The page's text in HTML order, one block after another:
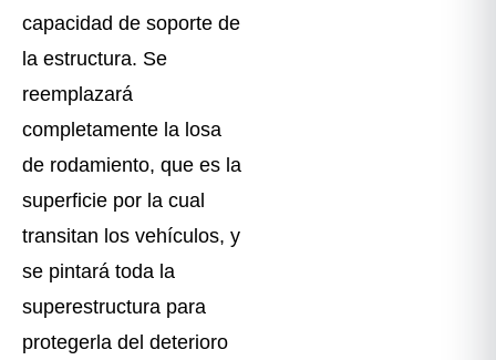
capacidad de soporte de
la estructura. Se
reemplazará
completamente la losa
de rodamiento, que es la
superficie por la cual
transitan los vehículos, y
se pintará toda la
superestructura para
protegerla del deterioro